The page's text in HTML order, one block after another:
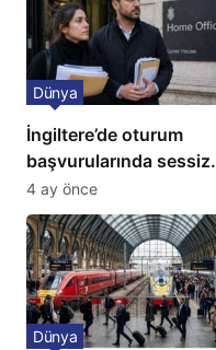
İngiltere’de oturum
başvurularında sessiz
kriz: Büyükelçilikten
açıklama!
Dünya
4 ay önce
Dünya